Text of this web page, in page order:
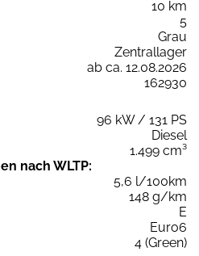
10 km
5
Grau
Zentrallager
ab ca. 12.08.2026
162930
96 kW / 131 PS
Diesel
1.499 cm³
nach WLTP:
5,6 l/100km
148 g/km
E
Euro6
4 (Green)